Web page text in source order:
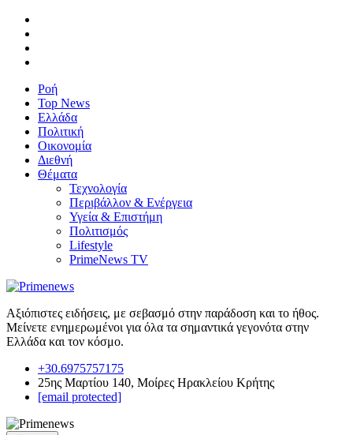
Ροή
Top News
Ελλάδα
Πολιτική
Οικονομία
Διεθνή
Θέματα
Τεχνολογία
Περιβάλλον & Ενέργεια
Υγεία & Επιστήμη
Πολιτισμός
Lifestyle
PrimeNews TV
Αξιόπιστες ειδήσεις, με σεβασμό στην παράδοση και το ήθος.
Μείνετε ενημερωμένοι για όλα τα σημαντικά γεγονότα στην
Ελλάδα και τον κόσμο.
+30.6975757175
25ης Μαρτίου 140, Μοίρες Ηρακλείου Κρήτης
[email protected]